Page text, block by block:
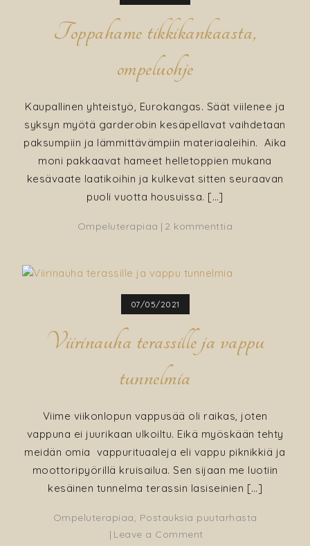
Toppahame tikkikankaasta,
ompeluohje
Kaupallinen yhteistyö, Eurokangas. Säät viilenee ja
syksyn myötä garderobin kesäpellavat vaihdetaan
paksumpiin ja lämmittävämpiin materiaaleihin. Aika
moni pakkaavat hameet helletoppien mukana
kesävaate laatikoihin ja kulkevat sitten seuraavan
puoli vuotta housuissa. […]
Ompeluterapiaa 2 kommenttia
07/05/2021
Viirinauha terassille ja vappu
tunnelmia
Viime viikonlopun vappusää oli raikas, joten
vappuna ei juurikaan ulkoiltu. Eikä myöskään tehty
meidän omia vappurituaaleja eli vappu piknikkiä ja
moottoripyörillä kruisailua. Sen sijaan me luotiin
kesäinen tunnelma terassin lasiseinien […]
Ompeluterapiaa, Postauksia puutarhasta
Leave a Comment